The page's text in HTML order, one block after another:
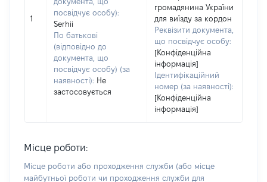
1
посвідчує особу):
Serhii
По батькові
(відповідно до
документа, що
посвідчує особу) (за
наявності): Не
застосовується
громадянина України
для виїзду за кордон
Реквізити документа,
що посвідчує особу:
[Конфіденційна
інформація]
Ідентифікаційний
номер (за наявності):
[Конфіденційна
інформація]
Місце роботи:
Місце роботи або проходження служби (або місце
майбутньої роботи чи проходження служби для